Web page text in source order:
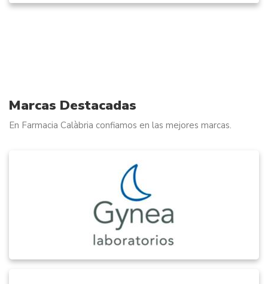
Marcas Destacadas
En Farmacia Calàbria confiamos en las mejores marcas.